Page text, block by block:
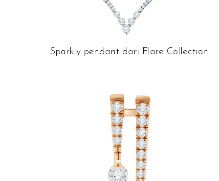
Sparkly pendant dari Flare Collection